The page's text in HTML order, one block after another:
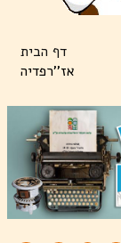
דף הבית
אז''רפדיה